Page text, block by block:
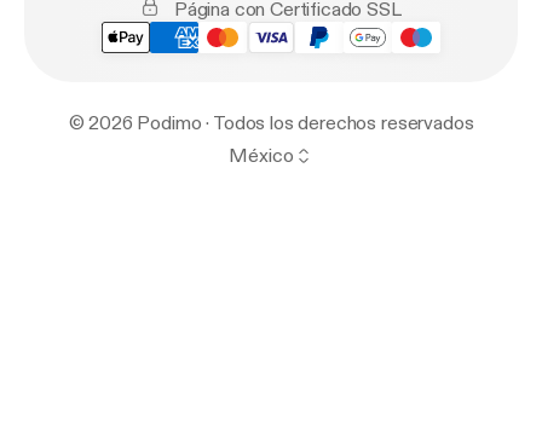
Página con Certificado SSL
© 2026 Podimo · Todos los derechos reservados
México